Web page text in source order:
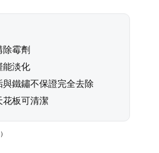
除霉劑
能淡化
與鐵鏽不保證完全去除
花板可清潔